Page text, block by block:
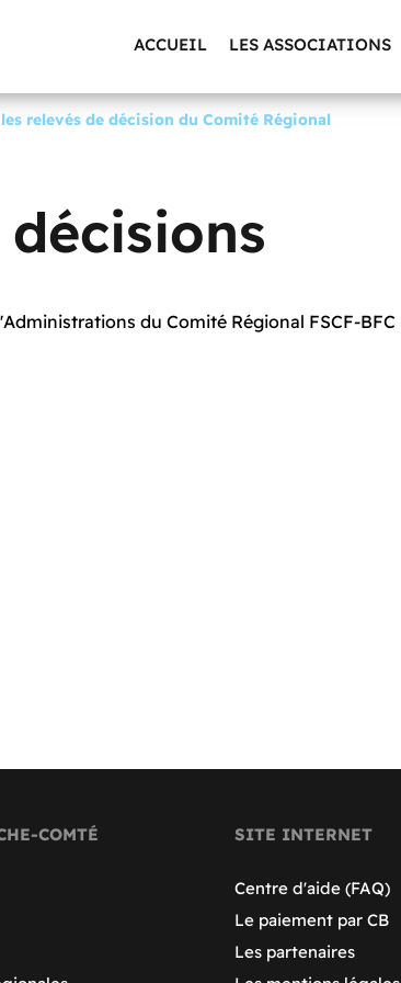
ACCUEIL LES ASSOCIATIONS
relevés de décision du Comité Régional
décisions
du Comité Régional FSCF-BFC
COMTÉ SITE INTERNET
Centre d'aide (FAQ)
Le paiement par CB
Les partenaires